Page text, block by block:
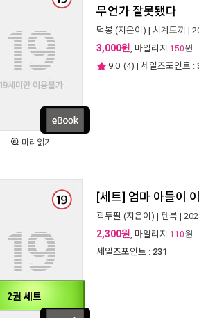
미리읽기
무언가 잘못됐다
덕봉 (지은이) | 시계토끼 |
3,000원, 마일리지 150원
9.0 (4) | 세일즈포인트 :
2권 세트
[세트] 엄마 아들이
곽두팔 (지은이) | 텐북 |
2,300원, 마일리지 110원
세일즈포인트 : 231